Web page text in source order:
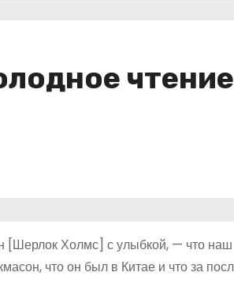
чтение
[Шерлок Холмс] с улыбкой, — что
что он был в Китае и что за